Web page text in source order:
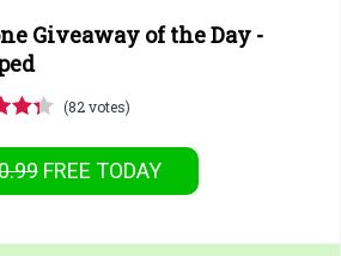
Giveaway of the Day -
(82 votes)
FREE TODAY